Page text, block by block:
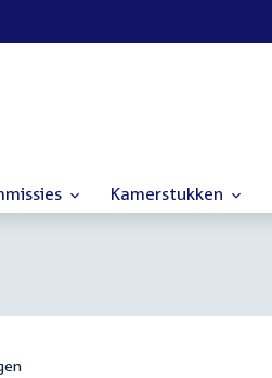
Kamerstukken